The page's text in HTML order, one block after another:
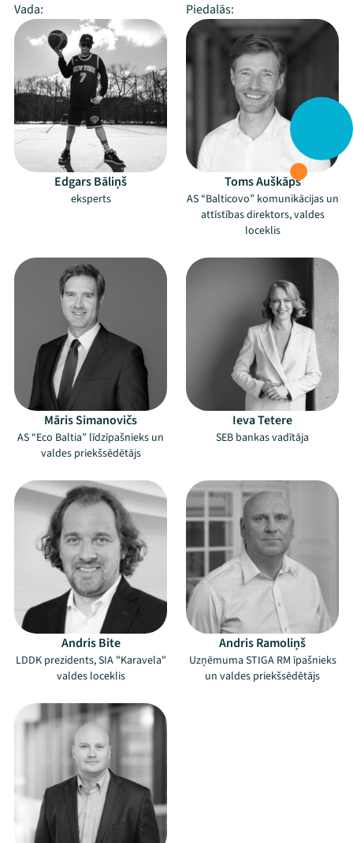
Mana programma
Festivāls
Programma
Vada:
Piedalās:
Edgars Bāliņš
eksperts
Toms Auškāps
AS “Balticovo” komunikācijas un
attīstības direktors, valdes
loceklis
Māris Simanovičs
AS “Eco Baltia” līdzīpašnieks un
valdes priekšsēdētājs
Ieva Tetere
SEB bankas vadītāja
Andris Bite
LDDK prezidents, SIA "Karavela"
valdes loceklis
Andris Ramoliņš
Uzņēmuma STIGA RM īpašnieks
un valdes priekšsēdētājs